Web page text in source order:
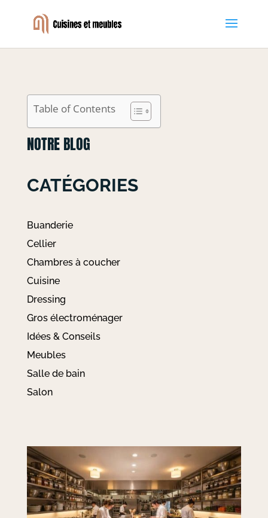
Table of Contents
NOTRE BLOG
CATÉGORIES
Buanderie
Cellier
Chambres à coucher
Cuisine
Dressing
Gros électroménager
Idées & Conseils
Meubles
Salle de bain
Salon